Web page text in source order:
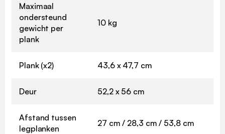
Maximaal
ondersteund
gewicht per
plank
10 kg
Plank (x2) 43,6 x 47,7 cm
Deur 52,2 x 56 cm
Afstand tussen
legplanken
27 cm / 28,3 cm / 53,8 cm